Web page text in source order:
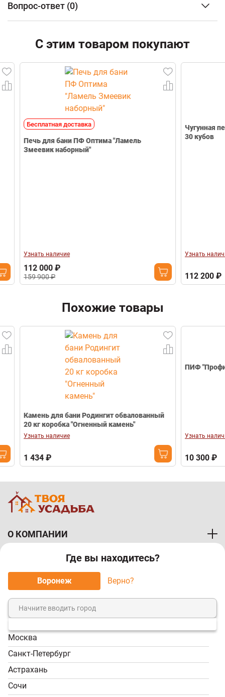
Где вы находитесь?
Воронеж Верно?
Москва
Санкт-Петербург
Астрахань
Сочи
Регион выработки
Вид обработки камня
Фасовка (кг)
10 кг
Упаковка
Коробка
Вопрос-ответ (0)
Email
С этим товаром покупают
Бесплатная доставка
Печь для бани ПФ Оптима "Ламель
Змеевик наборный"
Узнать наличие
112 000 ₽
159 900 ₽
Чугунная
30 кубов
Узнать наличие
112 200 ₽
Похожие товары
Камень для бани Родингит обвалованный
20 кг коробка "Огненный камень"
Узнать наличие
1 434 ₽
ПИФ "Профи
Узнать наличие
10 300 ₽
О КОМПАНИИ
ПОКУПАТЕЛЯМ
МЫ ПРИНИМАЕМ К ОПЛАТЕ:
8 (800) 7-000-828
Звонок бесплатный!
Пн-Пт, 9:00-18:00; Сб -
Вс, 9:00-17:00